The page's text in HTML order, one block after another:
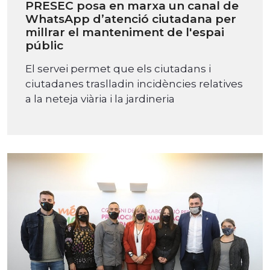
PRESEC posa en marxa un canal de
WhatsApp d’atenció ciutadana per
millrar el manteniment de l'espai
públic
El servei permet que els ciutadans i
ciutadanes traslladin incidències relatives
a la neteja viària i la jardineria